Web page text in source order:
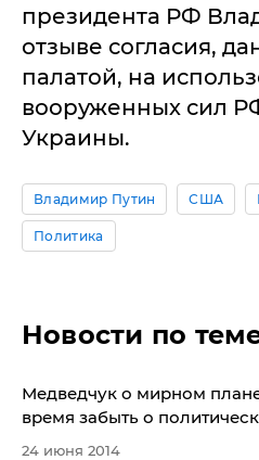
президента РФ
отзыве согласия,
палатой, на
вооруженных сил
Украины.
Владимир Путин США
Политика
Новости по
Медведчук о мирном
время забыть о
24 июня 2014